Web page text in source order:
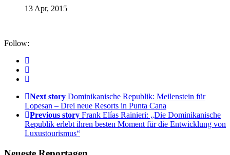
13 Apr, 2015
Follow:
Next story Dominikanische Republik: Meilenstein für
Lopesan – Drei neue Resorts in Punta Cana
Previous story Frank Elías Rainieri: „Die Dominikanische
Republik erlebt ihren besten Moment für die Entwicklung von
Luxustourismus“